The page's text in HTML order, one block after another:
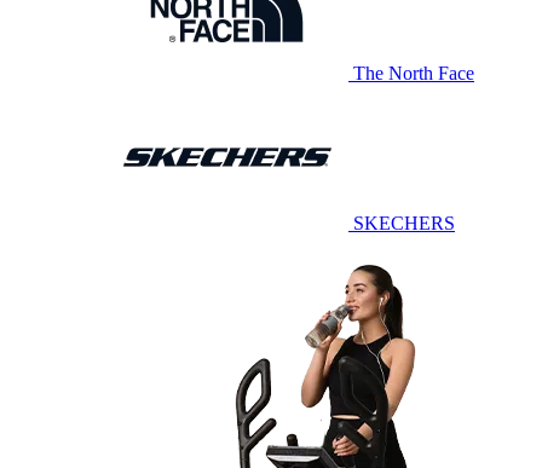
The North Face
SKECHERS